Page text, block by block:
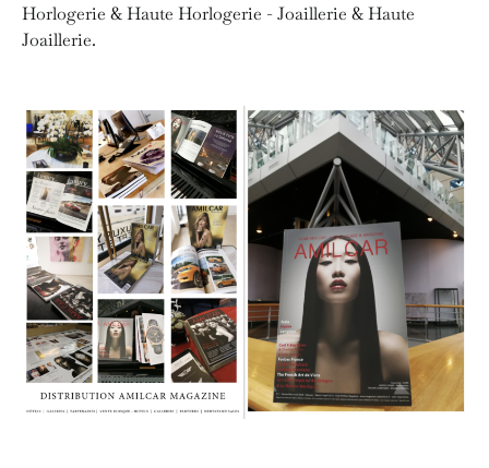
Horlogerie & Haute Horlogerie - Joaillerie & Haute
Joaillerie.